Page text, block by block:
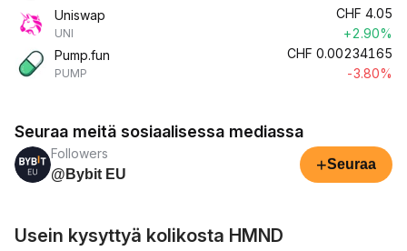
Uniswap
UNI
CHF 4.05
+2.90%
Pump.fun
PUMP
CHF 0.00234165
-3.80%
Seuraa meitä sosiaalisessa mediassa
Followers
@Bybit EU
+Seuraa
Usein kysyttyä kolikosta HMND